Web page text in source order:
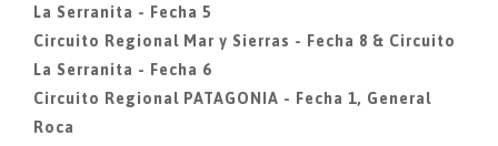
La Serranita - Fecha 5
Circuito Regional Mar y Sierras - Fecha 8 & Circuito
La Serranita - Fecha 6
Circuito Regional PATAGONIA - Fecha 1, General
Roca